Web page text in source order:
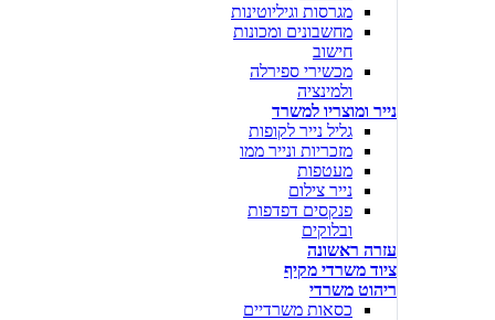
מגרסות וגיליוטינות
מחשבונים ומכונות
חישוב
מכשירי ספירלה
ולמינציה
נייר ומוצריו למשרד
גליל נייר לקופות
מזכריות ונייר ממו
מעטפות
נייר צילום
פנקסים דפדפות
ובלוקים
עזרה ראשונה
ציוד משרדי מקיף
ריהוט משרדי
כסאות משרדיים